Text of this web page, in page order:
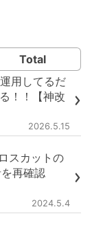
Total
用してるだ
！！【神改
2026.5.15
スカットの
再確認
2024.5.4